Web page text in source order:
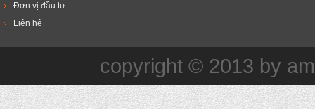
Đơn vị đầu tư
Liên hệ
copyright © 2013 by